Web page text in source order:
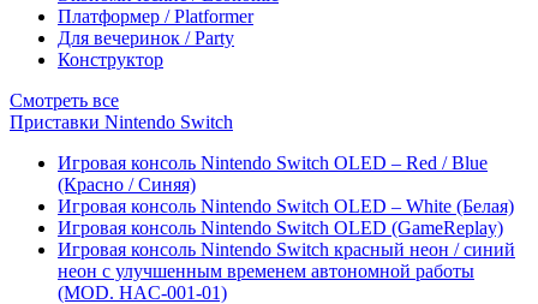
Платформер / Platformer
Для вечеринок / Party
Конструктор
Смотреть все
Приставки Nintendo Switch
Игровая консоль Nintendo Switch OLED – Red / Blue
(Красно / Синяя)
Игровая консоль Nintendo Switch OLED – White (Белая)
Игровая консоль Nintendo Switch OLED (GameReplay)
Игровая консоль Nintendo Switch красный неон / синий
неон с улучшенным временем автономной работы
(MOD. HAC-001-01)